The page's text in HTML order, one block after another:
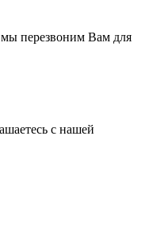
перезвоним Вам для
с нашей